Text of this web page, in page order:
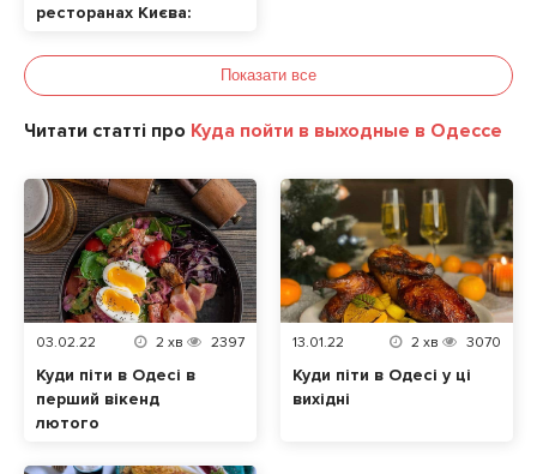
ресторанах Києва:
Показати все
Читати статті про Куда пойти в выходные в Одессе
03.02.22 2 хв 2397
Куди піти в Одесі в
перший вікенд
лютого
13.01.22 2 хв 3070
Куди піти в Одесі у ці
вихідні